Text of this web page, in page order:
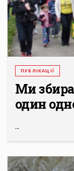
ПУБЛІКАЦІЇ
Ми
один
...